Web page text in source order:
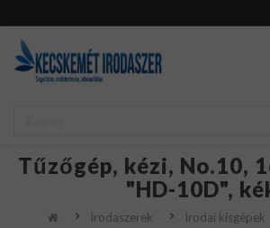
Tűzőgép, kézi, No.10,
"HD-10D",
Irodaszerek Irodai kisgépek